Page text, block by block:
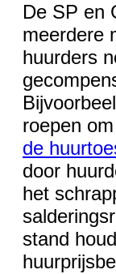
De SP en
meerdere
huurders
roepen om
de
door
het
stand